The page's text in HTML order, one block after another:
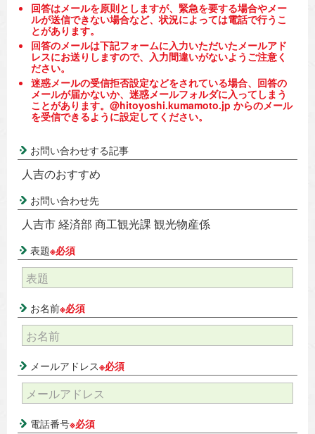
回答はメールを原則としますが、緊急を要する場合やメー
ルが送信できない場合など、状況によっては電話で行うこ
とがあります。
回答のメールは下記フォームに入力いただいたメールアド
レスにお送りしますので、入力間違いがないようご注意く
ださい。
迷惑メールの受信拒否設定などをされている場合、回答の
メールが届かないか、迷惑メールフォルダに入ってしまう
ことがあります。@hitoyoshi.kumamoto.jp からのメール
を受信できるように設定してください。
お問い合わせする記事
人吉のおすすめ
お問い合わせ先
人吉市 経済部 商工観光課 観光物産係
表題※必須
お名前※必須
メールアドレス※必須
電話番号※必須